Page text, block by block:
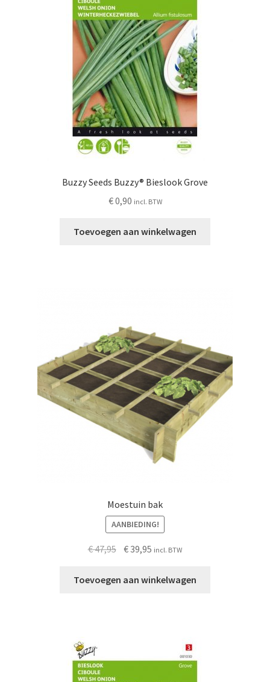
Buzzy Seeds Buzzy® Bieslook Grove
€0,90 incl. BTW
Toevoegen aan winkelwagen
Moestuin bak
AANBIEDING!
€47,95 Oorspronkelijke
was:
€39,95 Huidige
is:
incl. BTW
Toevoegen aan winkelwagen